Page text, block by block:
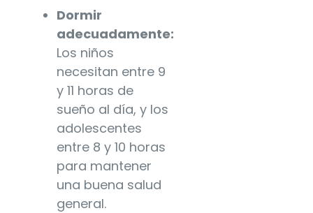
Dormir
adecuadamente:
Los niños
necesitan entre 9
y 11 horas de
sueño al día, y los
adolescentes
entre 8 y 10 horas
para mantener
una buena salud
general.